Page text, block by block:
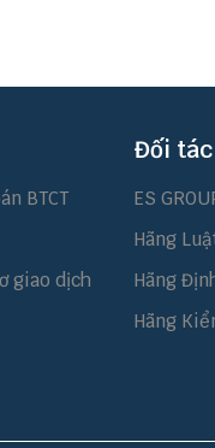
BTCT
giao dịch
Đối tác
ES
Hãng
Hãng
Hãng